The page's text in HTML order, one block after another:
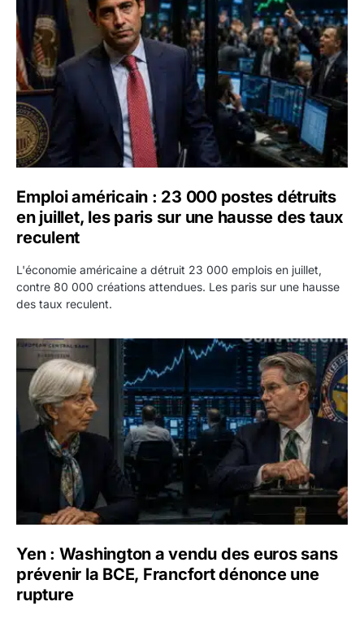
Emploi américain : 23 000 postes détruits
en juillet, les paris sur une hausse des taux
reculent
L'économie américaine a détruit 23 000 emplois en juillet,
contre 80 000 créations attendues. Les paris sur une hausse
des taux reculent.
Yen : Washington a vendu des euros sans prévenir la
Yen : Washington a vendu des euros sans
prévenir la BCE, Francfort dénonce une
rupture